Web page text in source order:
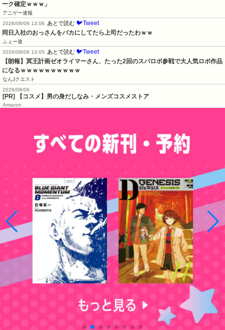
ーク確定ｗｗｗ」
アニゲー速報
2026/08/06 13:06
あとで読む 🐦Tweet
同日入社のおっさんをバカにしてたら上司だったわｗｗ
ふぇー速
2026/08/06 13:05
あとで読む 🐦Tweet
【朗報】冥王計画ゼオライマーさん、たった2回のスパロボ参戦で大人気ロボ作品
になるｗｗｗｗｗｗｗｗｗｗ
なんJクエスト
2026/08/06
[PR] 【コスメ】男の身だしなみ・メンズコスメストア
Amazon